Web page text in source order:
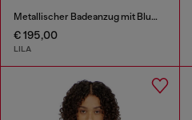
Metallischer Badeanzug mit Blumenmuster und Schnürung
€ 195,00
LILA